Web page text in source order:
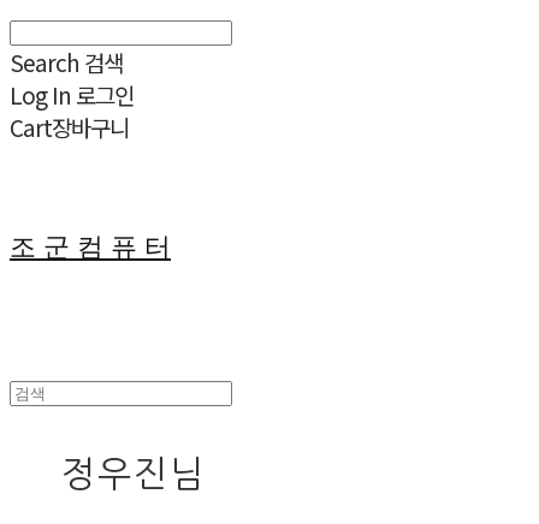
Search 검색
Log In 로그인
Cart장바구니
조 군 컴 퓨 터
정우진님